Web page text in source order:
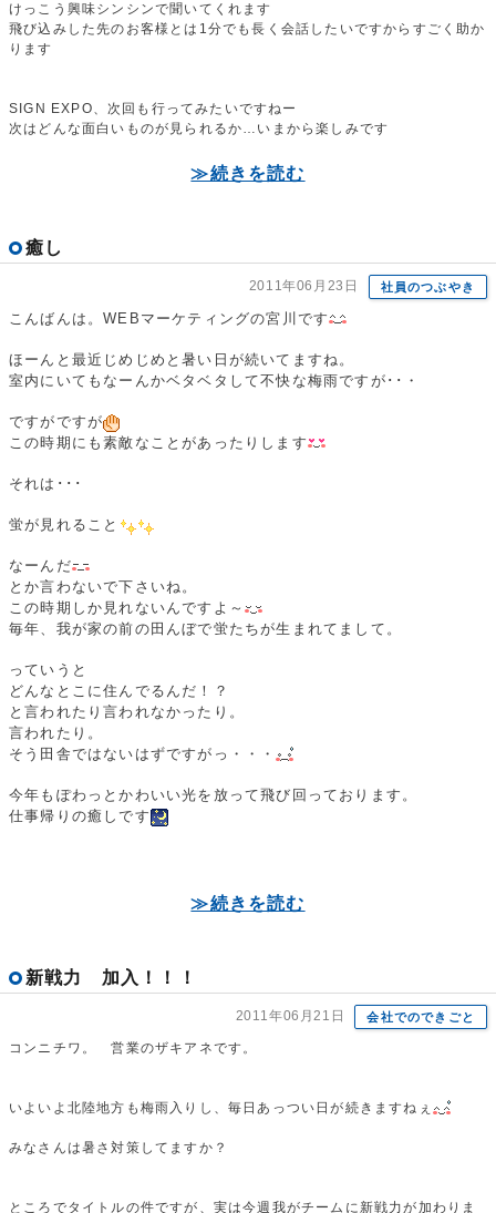
けっこう興味シンシンで聞いてくれます
飛び込みした先のお客様とは1分でも長く会話したいですからすごく助か
ります
SIGN EXPO、次回も行ってみたいですねー
次はどんな面白いものが見られるか…いまから楽しみです
≫続きを読む
癒し
2011年06月23日 社員のつぶやき
こんばんは。WEBマーケティングの宮川です
ほーんと最近じめじめと暑い日が続いてますね。
室内にいてもなーんかベタベタして不快な梅雨ですが･･・
ですがですが
この時期にも素敵なことがあったりします
それは･･･
蛍が見れること
なーんだ
とか言わないで下さいね。
この時期しか見れないんですよ～
毎年、我が家の前の田んぼで蛍たちが生まれてまして。
っていうと
どんなとこに住んでるんだ！？
と言われたり言われなかったり。
言われたり。
そう田舎ではないはずですがっ・・・
今年もぽわっとかわいい光を放って飛び回っております。
仕事帰りの癒しです
≫続きを読む
新戦力 加入！！！
2011年06月21日 会社でのできごと
コンニチワ。 営業のザキアネです。
いよいよ北陸地方も梅雨入りし、毎日あっつい日が続きますねぇ
みなさんは暑さ対策してますか？
ところでタイトルの件ですが、実は今週我がチームに新戦力が加わりま